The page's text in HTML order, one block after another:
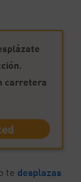
.
carretera
te desplazas